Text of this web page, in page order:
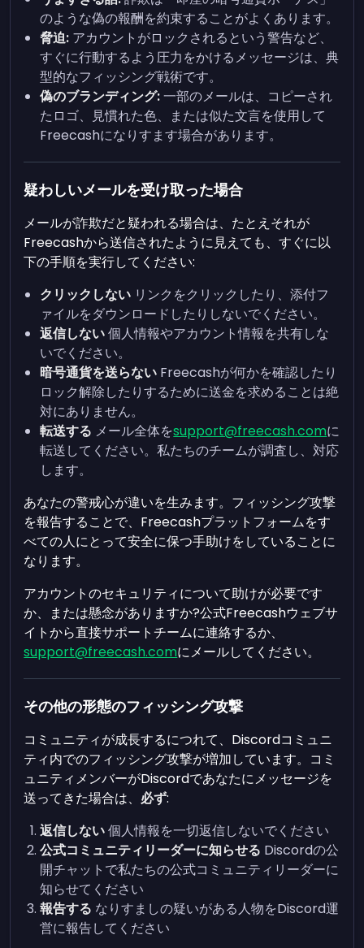
のような偽の報酬を約束することがよくあります。
脅迫: アカウントがロックされるという警告など、
すぐに行動するよう圧力をかけるメッセージは、典
型的なフィッシング戦術です。
偽のブランディング:一部のメールは、コピーされ
たロゴ、見慣れた色、または似た文言を使用して
Freecashになりすます場合があります。
疑わしいメールを受け取った場合
メールが詐欺だと疑われる場合は、たとえそれが
Freecashから送信されたように見えても、すぐに以
下の手順を実行してください:
クリックしない リンクをクリックしたり、添付フ
ァイルをダウンロードしたりしないでください。
返信しない個人情報やアカウント情報を共有しな
いでください。
暗号通貨を送らない Freecashが何かを確認したり
ロック解除したりするために送金を求めることは絶
対にありません。
転送する メール全体をsupport@freecash.comに
転送してください。私たちのチームが調査し、対応
します。
あなたの警戒心が違いを生みます。フィッシング攻撃
を報告することで、Freecashプラットフォームをす
べての人にとって安全に保つ手助けをしていることに
なります。
アカウントのセキュリティについて助けが必要です
か、または懸念がありますか?公式Freecashウェブサ
イトから直接サポートチームに連絡するか、
support@freecash.comにメールしてください。
その他の形態のフィッシング攻撃
コミュニティが成長するにつれて、Discordコミュニ
ティ内でのフィッシング攻撃が増加しています。コミ
ュニティメンバーがDiscordであなたにメッセージを
送ってきた場合は、必ず:
返信しない個人情報を一切返信しないでください
公式コミュニティリーダーに知らせる Discordの公
開チャットで私たちの公式コミュニティリーダーに
知らせてください
報告する なりすましの疑いがある人物をDiscord運
営に報告してください